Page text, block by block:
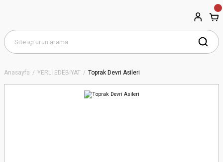
Anasayfa YERLİ EDEBİYAT Toprak Devri Asileri